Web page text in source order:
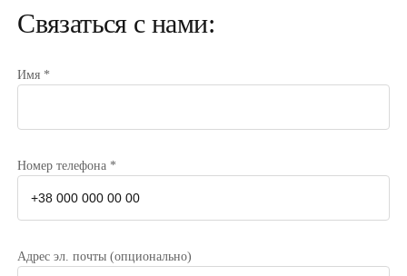
Связаться с нами:
Имя *
Номер телефона *
Адрес эл. почты (опционально)